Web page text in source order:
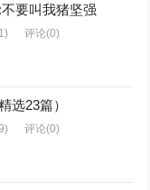
要叫我猪坚强
评论(0)
选23篇）
评论(0)